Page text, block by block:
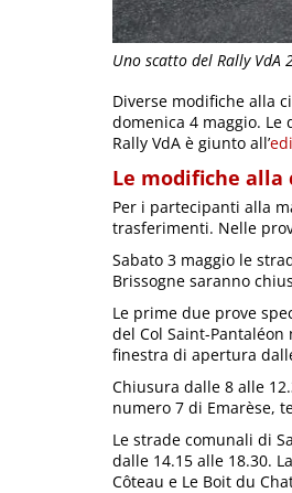
Uno scatto del Rally VdA
Diverse modifiche alla
domenica 4 maggio.
Rally VdA è giunto all’
Le modifiche alla
Per i partecipanti alla
trasferimenti. Nelle
Sabato 3 maggio le
Brissogne saranno
Le prime due prove
del Col Saint-
finestra di apertura
Chiusura dalle 8 alle
numero 7 di Emarèse,
Le strade comunali di
dalle 14.15 alle 18.30.
Côteau e Le Boit du